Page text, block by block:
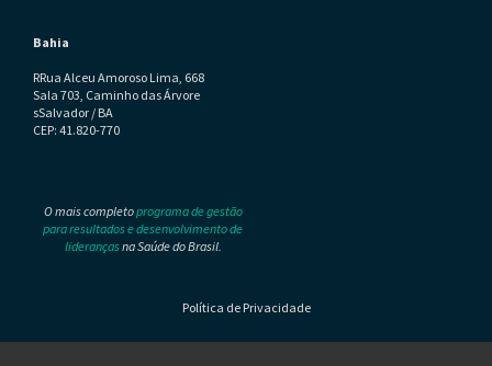
Bahia
RRua Alceu Amoroso Lima, 668
Sala 703, Caminho das Árvore
sSalvador / BA
CEP: 41.820-770
O mais completoprograma de gestão
para resultados e desenvolvimento de
liderançasna Saúde do Brasil.
Política de Privacidade